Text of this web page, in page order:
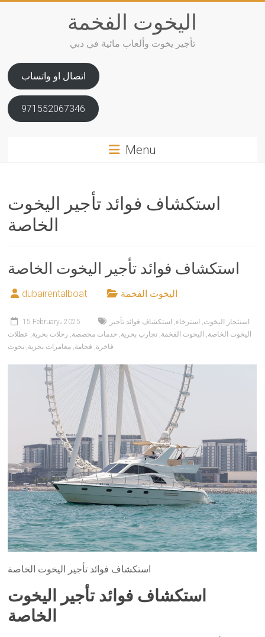
اليخوت الفخمة
تأجير يخوت وألعاب مائية في دبي
اتصال او واتساب
971552067346
Menu
استكشاف فوائد تأجير اليخوت
الخاصة
استكشاف فوائد تأجير اليخوت الخاصة
dubairentalboat اليخوت الفخمة
15 February، 2025 استئجار اليخوت, استرخاء, استكشاف فوائد تأجير
اليخوت الخاصة, اليخوت الفخمة, تجارب بحرية, خدمات مخصصة, رحلات بحرية, عطلات
فاخرة, فخامة, مغامرات بحرية, يخوت
استكشاف فوائد تأجير اليخوت الخاصة
استكشاف فوائد تأجير اليخوت
الخاصة